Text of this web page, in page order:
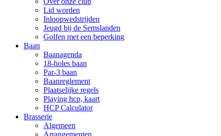
Lid worden
Inloopwedstrijden
Jeugd bij de Semslanden
Golfen met een beperking
Baan
Baanagenda
18-holes baan
Par-3 baan
Baanreglement
Plaatselijke regels
Playing hcp, kaart
HCP Calculator
Brasserie
Algemeen
Arrangementen